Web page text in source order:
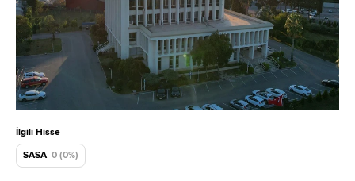
İlgili Hisse
SASA 0 (0%)